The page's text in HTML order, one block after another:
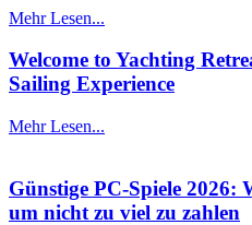
Mehr Lesen...
Welcome to Yachting
Sailing Experience
Mehr Lesen...
Günstige PC-Spiele 2026:
um nicht zu viel zu zahlen